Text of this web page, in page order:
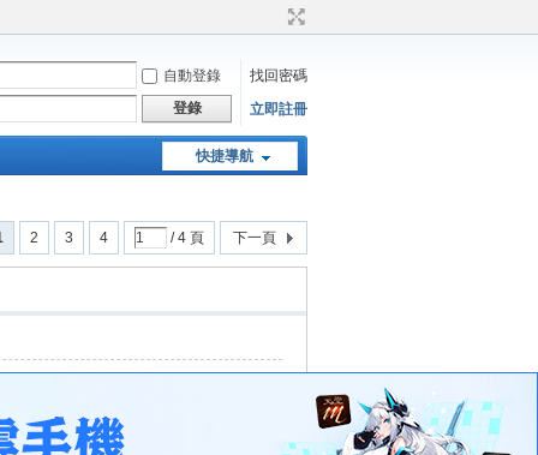
自動登錄
找回密碼
登錄
立即註冊
快捷導航
2 3 4 / 4 頁 下一頁